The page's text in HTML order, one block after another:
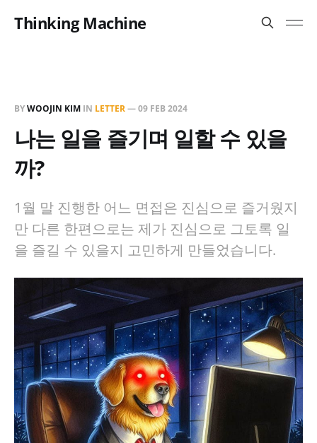
Thinking Machine
BYWOOJIN KIM IN LETTER—09 FEB 2024
나는 일을 즐기며 일할 수 있을
까?
1월 말 진행한 어느 면접은 진심으로 즐거웠지
만 다른 한편으로는 제가 진심으로 그토록 일
을 즐길 수 있을지 고민하게 만들었습니다.